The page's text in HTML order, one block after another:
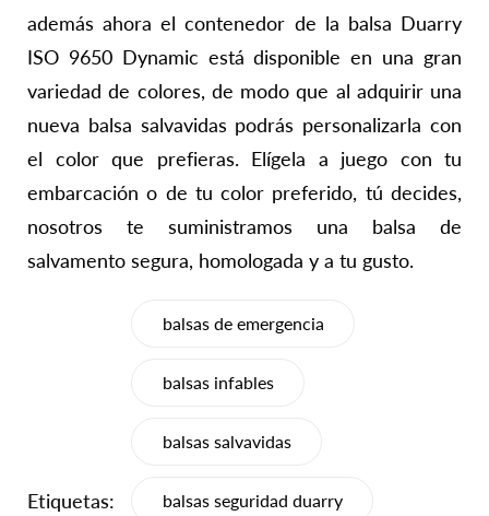
además ahora el contenedor de la balsa Duarry
ISO 9650 Dynamic está disponible en una gran
variedad de colores, de modo que al adquirir una
nueva balsa salvavidas podrás personalizarla con
el color que prefieras. Elígela a juego con tu
embarcación o de tu color preferido, tú decides,
nosotros te suministramos una balsa de
salvamento segura, homologada y a tu gusto.
Etiquetas:
balsas de emergencia
balsas infables
balsas salvavidas
balsas seguridad duarry